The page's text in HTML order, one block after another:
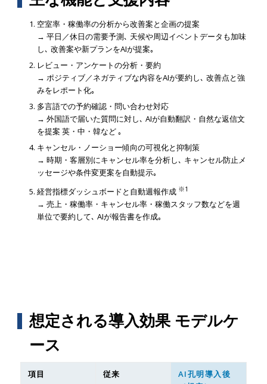
空室率・稼働率の分析から改善案と企画の提案
→ 平日／休日の需要予測､ 天候や周辺イベントデータも加味
し､ 改善案や新プランをAIが提案｡
レビュー・アンケートの分析・要約
→ ポジティブ／ネガティブな内容をAIが要約し､ 改善点と強
みをレポート化｡
多言語での予約確認・問い合わせ対応
→ 外国語で届いた質問に対し､ AIが自動翻訳・自然な返信文
を提案 英・中・韓など ｡
キャンセル・ノーショー傾向の可視化と抑制策
→ 時期・客層別にキャンセル率を分析し､ キャンセル防止メ
ッセージや条件変更案を自動提示｡
経営指標ダッシュボードと自動週報作成 ※1
→ 売上・稼働率・キャンセル率・稼働スタッフ数などを週
単位で要約して､ AIが報告書を作成｡
想定される導入効果 モデルケ
ース
項目 従来
AI孔明導入後